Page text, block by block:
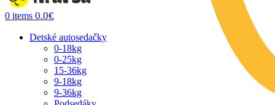
0 items 0.0€
Detské autosedačky
0-18kg
0-25kg
15-36kg
9-18kg
9-36kg